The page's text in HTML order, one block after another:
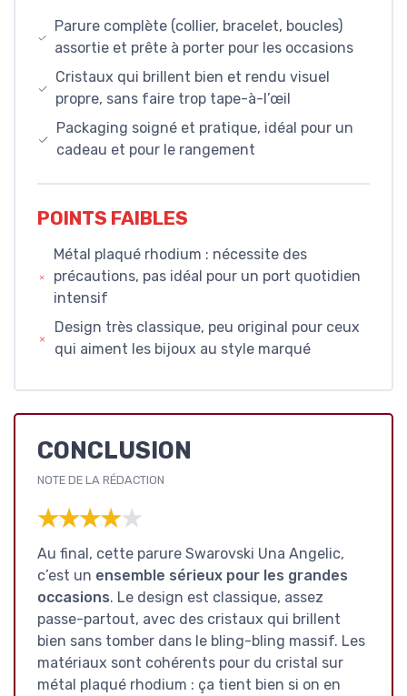
Parure complète (collier, bracelet, boucles)
assortie et prête à porter pour les occasions
Cristaux qui brillent bien et rendu visuel
propre, sans faire trop tape-à-l’œil
Packaging soigné et pratique, idéal pour un
cadeau et pour le rangement
POINTS FAIBLES
Métal plaqué rhodium : nécessite des
précautions, pas idéal pour un port quotidien
intensif
Design très classique, peu original pour ceux
qui aiment les bijoux au style marqué
CONCLUSION
NOTE DE LA RÉDACTION
★★★★★
★★★★★
Au final, cette parure Swarovski Una Angelic,
c’est un ensemble sérieux pour les grandes
occasions. Le design est classique, assez
passe-partout, avec des cristaux qui brillent
bien sans tomber dans le bling-bling massif. Les
matériaux sont cohérents pour du cristal sur
métal plaqué rhodium : ça tient bien si on en